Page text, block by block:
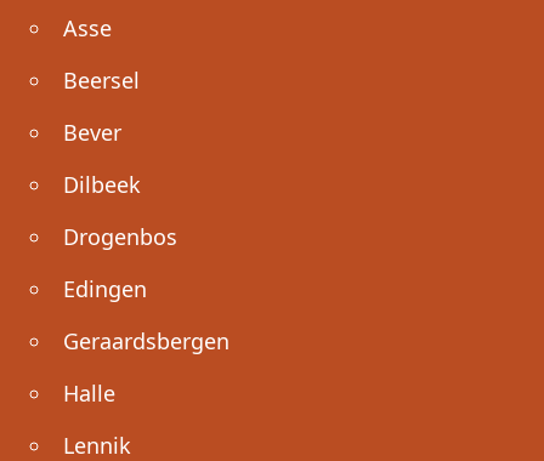
Asse
Beersel
Bever
Dilbeek
Drogenbos
Edingen
Geraardsbergen
Halle
Lennik